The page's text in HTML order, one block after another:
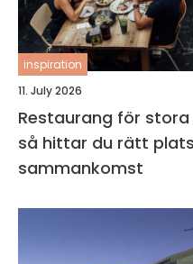
inspiration
11. July 2026
Restaurang för
så hittar du rätt
sammankomst